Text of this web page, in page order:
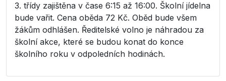
3. třídy zajištěna v čase 6:15 až 16:00. Školní jídelna
bude vařit. Cena oběda 72 Kč. Oběd bude všem
žákům odhlášen. Ředitelské volno je náhradou za
školní akce, které se budou konat do konce
školního roku v odpoledních hodinách.